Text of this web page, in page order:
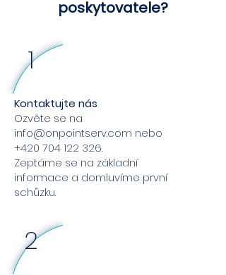
poskytovatele?
1
Kontaktujte nás
Ozvěte se na
info@onpointserv.com nebo
+420 704 122 326.
Zeptáme se na základní
informace a domluvíme první
schůzku.
2